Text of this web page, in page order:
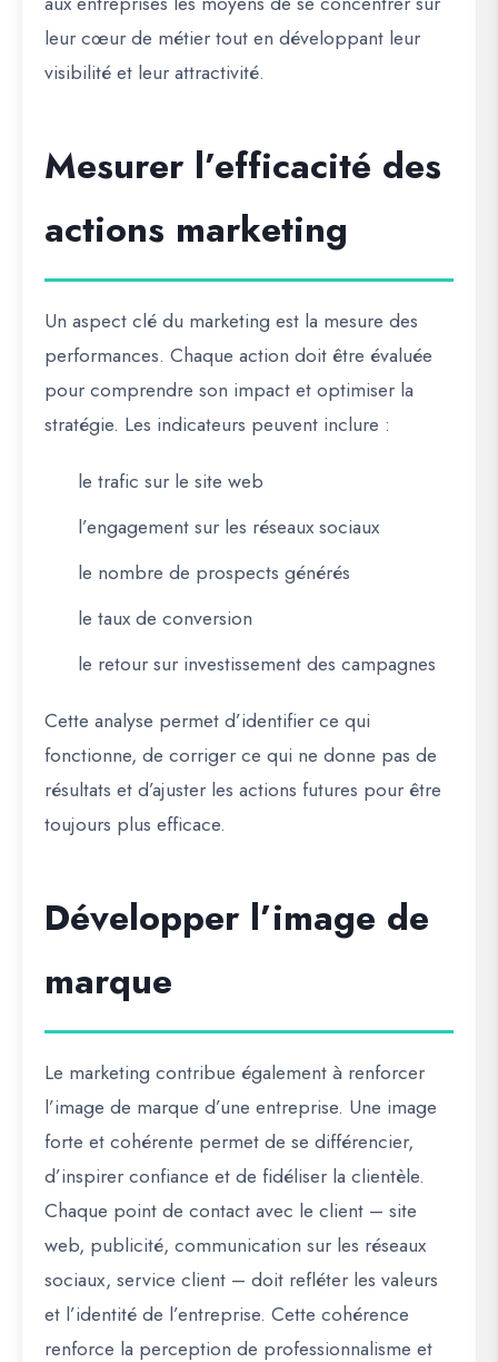
leur cœur de métier tout en développant leur
visibilité et leur attractivité.
Mesurer l’efficacité des
actions marketing
Un aspect clé du marketing est la mesure des
performances. Chaque action doit être évaluée
pour comprendre son impact et optimiser la
stratégie. Les indicateurs peuvent inclure :
le trafic sur le site web
l’engagement sur les réseaux sociaux
le nombre de prospects générés
le taux de conversion
le retour sur investissement des campagnes
Cette analyse permet d’identifier ce qui
fonctionne, de corriger ce qui ne donne pas de
résultats et d’ajuster les actions futures pour être
toujours plus efficace.
Développer l’image de
marque
Le marketing contribue également à renforcer
l’image de marque d’une entreprise. Une image
forte et cohérente permet de se différencier,
d’inspirer confiance et de fidéliser la clientèle.
Chaque point de contact avec le client – site
web, publicité, communication sur les réseaux
sociaux, service client – doit refléter les valeurs
et l’identité de l’entreprise. Cette cohérence
renforce la perception de professionnalisme et